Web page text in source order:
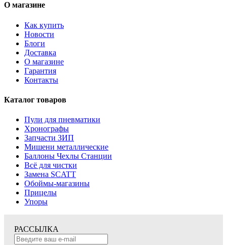
О магазине
Как купить
Новости
Блоги
Доставка
О магазине
Гарантия
Контакты
Каталог товаров
Пули для пневматики
Хронографы
Запчасти ЗИП
Мишени металлические
Баллоны Чехлы Станции
Всё для чистки
Замена SCATT
Обоймы-магазины
Прицелы
Упоры
РАССЫЛКА